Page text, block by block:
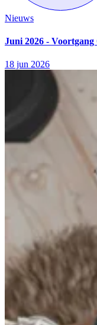
Nieuws
Juni 2026 -
18 jun 2026